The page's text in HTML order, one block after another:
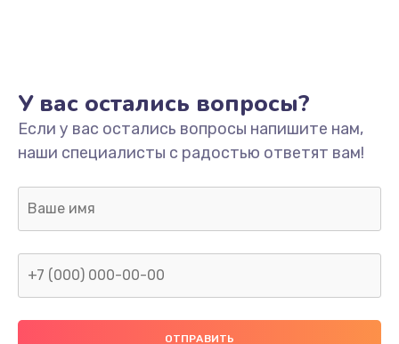
995 руб.
Заказать
Замена шлейфа матрицы
2600 руб.
У вас остались вопросы?
Если у вас остались вопросы напишите нам,
наши специалисты с радостью ответят вам!